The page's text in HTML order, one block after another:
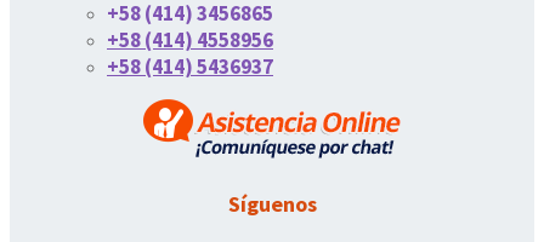
+58 (414) 3456865
+58 (414) 4558956
+58 (414) 5436937
Síguenos